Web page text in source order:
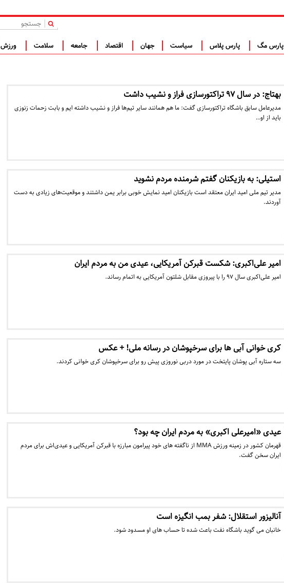
|
پارس مگ پارس پلاس سیاست جهان اقتصاد جامعه سلامت ورزش
بهتاج: در سال ۹۷ تراکتورسازی فراز و نشیب داشت
مدیرعامل سابق باشگاه تراکتورسازی گفت: ما هم همانند سایر تیم‌ها فراز و نشیب داشته ایم و بابت زحمات زنوزی
باید از او…
استیلی: به بازیکنان گفتم شرمنده مردم نشوید
مدیر تیم ملی امید ایران معتقد است بازیکنان امید نمایش خوبی برابر یمن داشتند و موقعیت‌های زیادی به دست
آوردند.
امیر علی‌اکبری: شکست قبرکن آمریکایی، عیدی من به مردم ایران
امیر علی‌اکبری سال ۹۷ را با پیروزی مقابل شلتون آمریکایی به اتمام رساند.
کری خوانی آبی ها برای سرخپوشان در رسانه ملی! + عکس
سه ستاره آبی پوشان پایتخت در مورد دربی نوروزی پیش رو برای سرخپوشان کری خوانی کردند.
عیدی «امیرعلی اکبری» به مردم ایران چه بود؟
قهرمان کشور در زمینه ورزش MMA از ناگفته های خود پیرامون مبارزه با قبرکن آمریکایی و عیدی‌اش برای مردم
ایران سخن گفت.
آنالیزور استقلال: شفر بمب انگیزه است
خانبان می گوید باشگاه نفت باعث شده تا حساب های او مسدود شود.